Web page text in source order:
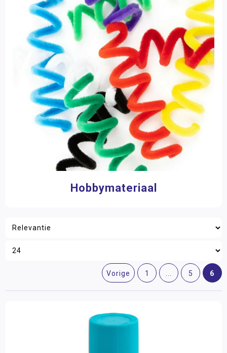
Hobbymateriaal
Vorige 1 5 6